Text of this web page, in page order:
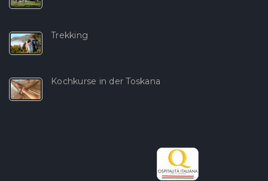
Trekking
Kochkurse in der Toskana